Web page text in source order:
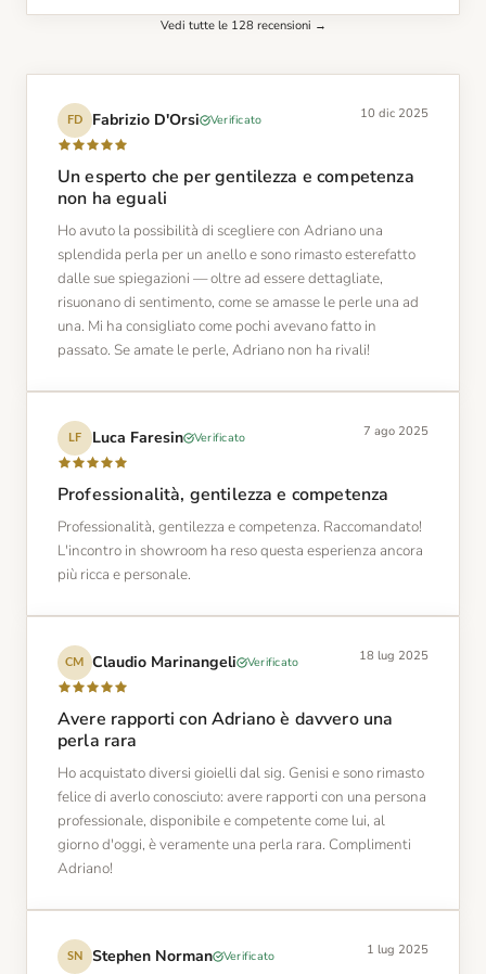
Vedi tutte le 128 recensioni →
FD Fabrizio D'Orsi Verificato 10 dic 2025
Un esperto che per gentilezza e competenza
non ha eguali
Ho avuto la possibilità di scegliere con Adriano una
splendida perla per un anello e sono rimasto esterefatto
dalle sue spiegazioni — oltre ad essere dettagliate,
risuonano di sentimento, come se amasse le perle una ad
una. Mi ha consigliato come pochi avevano fatto in
passato. Se amate le perle, Adriano non ha rivali!
LF Luca Faresin Verificato 7 ago 2025
Professionalità, gentilezza e competenza
Professionalità, gentilezza e competenza. Raccomandato!
L'incontro in showroom ha reso questa esperienza ancora
più ricca e personale.
CM Claudio Marinangeli Verificato 18 lug 2025
Avere rapporti con Adriano è davvero una
perla rara
Ho acquistato diversi gioielli dal sig. Genisi e sono rimasto
felice di averlo conosciuto: avere rapporti con una persona
professionale, disponibile e competente come lui, al
giorno d'oggi, è veramente una perla rara. Complimenti
Adriano!
SN Stephen Norman Verificato 1 lug 2025